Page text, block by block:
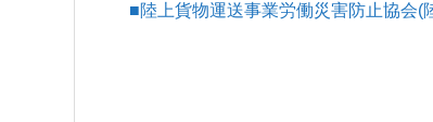
■陸上貨物運送事業労働災害防止協会(